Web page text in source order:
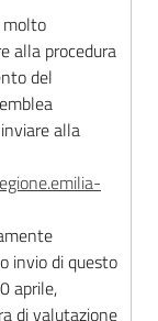
molto
alla procedura
del
alla
invio di questo
aprile,
di valutazione